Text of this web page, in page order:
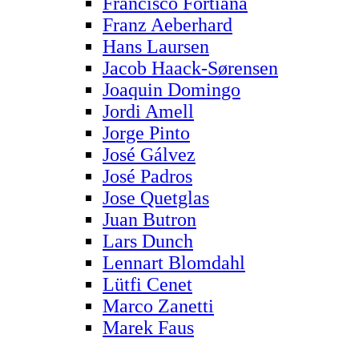
Franz Aeberhard
Hans Laursen
Jacob Haack-Sørensen
Joaquin Domingo
Jordi Amell
Jorge Pinto
José Gálvez
José Padros
Jose Quetglas
Juan Butron
Lars Dunch
Lennart Blomdahl
Lütfi Cenet
Marco Zanetti
Marek Faus